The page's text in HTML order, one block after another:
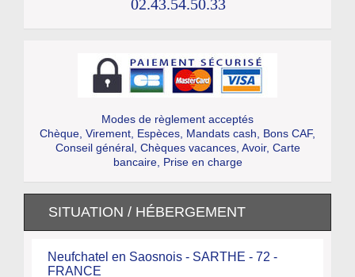
02.43.54.50.33
Modes de règlement acceptés
Chèque, Virement, Espèces, Mandats cash, Bons CAF,
Conseil général, Chèques vacances, Avoir, Carte
bancaire, Prise en charge
SITUATION / HÉBERGEMENT
Neufchatel en Saosnois - SARTHE - 72 -
FRANCE